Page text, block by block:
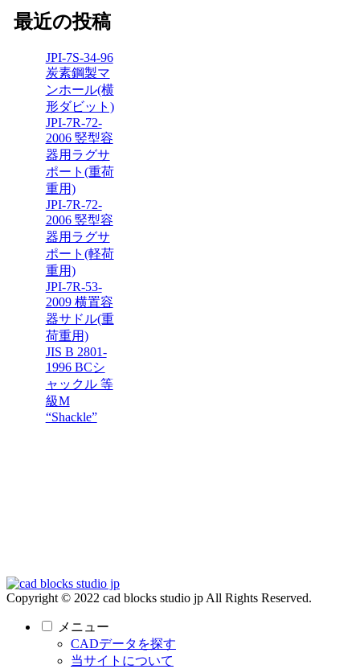
最近の投稿
JPI-7S-34-96
炭素鋼製マ
ンホール(横
形ダビット)
JPI-7R-72-
2006 竪型容
器用ラグサ
ポート(重荷
重用)
JPI-7R-72-
2006 竪型容
器用ラグサ
ポート(軽荷
重用)
JPI-7R-53-
2009 横置容
器サドル(重
荷重用)
JIS B 2801-
1996 BCシ
ャックル 等
級M
“Shackle”
Copyright © 2022 cad blocks studio jp All Rights Reserved.
メニュー
CADデータを探す
当サイトについて